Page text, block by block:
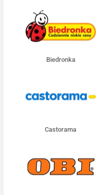
Biedronka
Castorama